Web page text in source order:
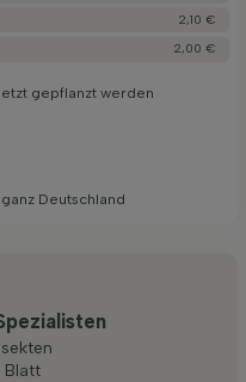
2,10 €
2,00 €
gepflanzt werden
Deutschland
Blatt